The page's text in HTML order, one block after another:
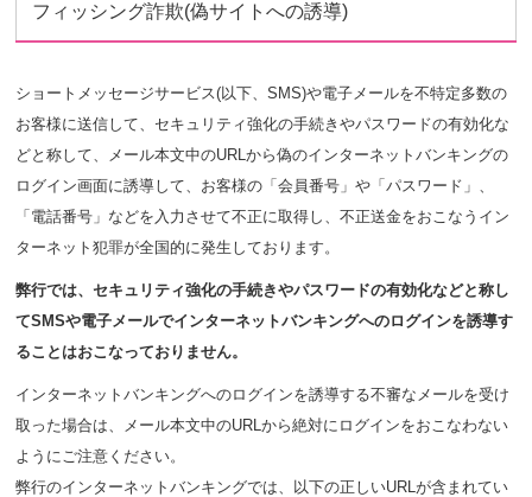
フィッシング詐欺(偽サイトへの誘導)
ショートメッセージサービス(以下、SMS)や電子メールを不特定多数の
お客様に送信して、セキュリティ強化の手続きやパスワードの有効化な
どと称して、メール本文中のURLから偽のインターネットバンキングの
ログイン画面に誘導して、お客様の「会員番号」や「パスワード」、
「電話番号」などを入力させて不正に取得し、不正送金をおこなうイン
ターネット犯罪が全国的に発生しております。
弊行では、セキュリティ強化の手続きやパスワードの有効化などと称し
てSMSや電子メールでインターネットバンキングへのログインを誘導す
ることはおこなっておりません。
インターネットバンキングへのログインを誘導する不審なメールを受け
取った場合は、メール本文中のURLから絶対にログインをおこなわない
ようにご注意ください。
弊行のインターネットバンキングでは、以下の正しいURLが含まれてい